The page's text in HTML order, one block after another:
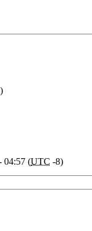
04:57 (UTC -8)